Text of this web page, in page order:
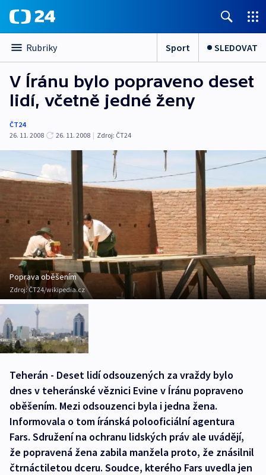
Rubriky Sport SLEDOVAT
V Íránu bylo popraveno deset
lidí, včetně jedné ženy
ČT24
26. 11. 2008
26. 11. 2008 | Zdroj: ČT24
Poprava oběšením
Zdroj:ČT24/wikipedia.cz
Teherán - Deset lidí odsouzených za vraždy bylo
dnes v teheránské věznici Evine v Íránu popraveno
oběšením. Mezi odsouzenci byla i jedna žena.
Informovala o tom íránská polooficiální agentura
Fars. Sdružení na ochranu lidských práv ale uvádějí,
že popravená žena zabila manžela proto, že znásilnil
čtrnáctiletou dceru. Soudce, kterého Fars uvedla jen